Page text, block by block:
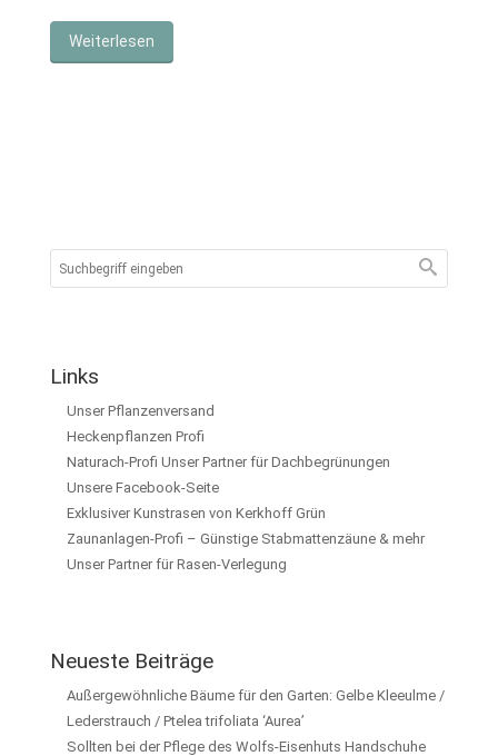
Weiterlesen
Links
Unser Pflanzenversand
Heckenpflanzen Profi
Naturach-Profi Unser Partner für Dachbegrünungen
Unsere Facebook-Seite
Exklusiver Kunstrasen von Kerkhoff Grün
Zaunanlagen-Profi – Günstige Stabmattenzäune & mehr
Unser Partner für Rasen-Verlegung
Neueste Beiträge
Außergewöhnliche Bäume für den Garten: Gelbe Kleeulme /
Lederstrauch / Ptelea trifoliata ‘Aurea’
Sollten bei der Pflege des Wolfs-Eisenhuts Handschuhe